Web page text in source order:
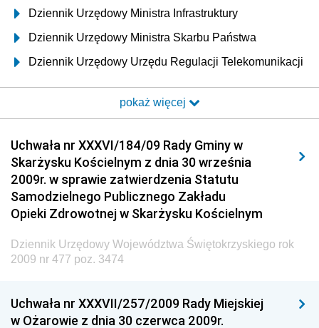
Dziennik Urzędowy Ministra Infrastruktury
Dziennik Urzędowy Ministra Skarbu Państwa
Dziennik Urzędowy Urzędu Regulacji Telekomunikacji
Dziennik Urzędowy Ministra Transportu i Budownictwa
Elektronicznej
Dziennik Urzędowy Ministra Spraw Wewnętrznych i
Administracji
Dziennik Urzędowy Ministra Transportu
Dziennik Urzędowy Ministra Budownictwa
Dziennik Urzędowy Ministra Nauki i Szkolnictwa
Dziennik Urzędowy Głównego Urzędu Miar
Dziennik Urzędowy Ministra Rolnictwa i Rozwoju Wsi
pokaż więcej
Uchwała nr XXXVI/184/09 Rady Gminy w
Skarżysku Kościelnym z dnia 30 września
2009r. w sprawie zatwierdzenia Statutu
Samodzielnego Publicznego Zakładu
Opieki Zdrowotnej w Skarżysku Kościelnym
Dziennik Urzędowy Województwa Świętokrzyskiego rok
2009 nr 477 poz. 3474
Uchwała nr XXXVII/257/2009 Rady Miejskiej
w Ożarowie z dnia 30 czerwca 2009r.